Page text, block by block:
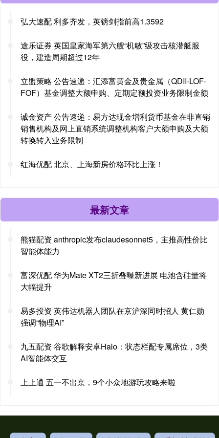
弘大速配 利多齐发，英镑剑指前高1.3592
途乐证券 英国皇家海军第六艘“机敏”级攻击核潜艇服
役，建造周期超过12年
立盟策略 公告速递：汇添富黄金及贵金属（QDII-LOF-
FOF）基金调整大额申购、定期定额投资业务限制金额
诚金资产 公告速递：易方达现金增利货币基金在非直销
销售机构及网上直销系统调整机构客户大额申购及大额
转换转入业务限制
红海优配 北京、上海新房价格环比上涨！
最新文章
熊猫配资 anthropic发布claudesonnet5，主推高性价比
智能体能力
富深优配 华为Mate XT2三折叠曝新进展 电池含硅量将
大幅提升
易多投资 英伟达机器人团队在京沪深同时招人 黄仁勋
强调“物理AI”
九五配资 谷歌解释安卓Halo：状态栏配专属席位，3类
AI智能体交互
上上通 五一不出京，9个小众地游玩攻略来啦